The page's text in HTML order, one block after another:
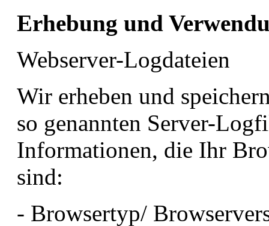
Erhebung und
Webserver-Logdateien
Wir erheben und
so genannten Server-
Informationen, die Ihr
sind:
- Browsertyp/